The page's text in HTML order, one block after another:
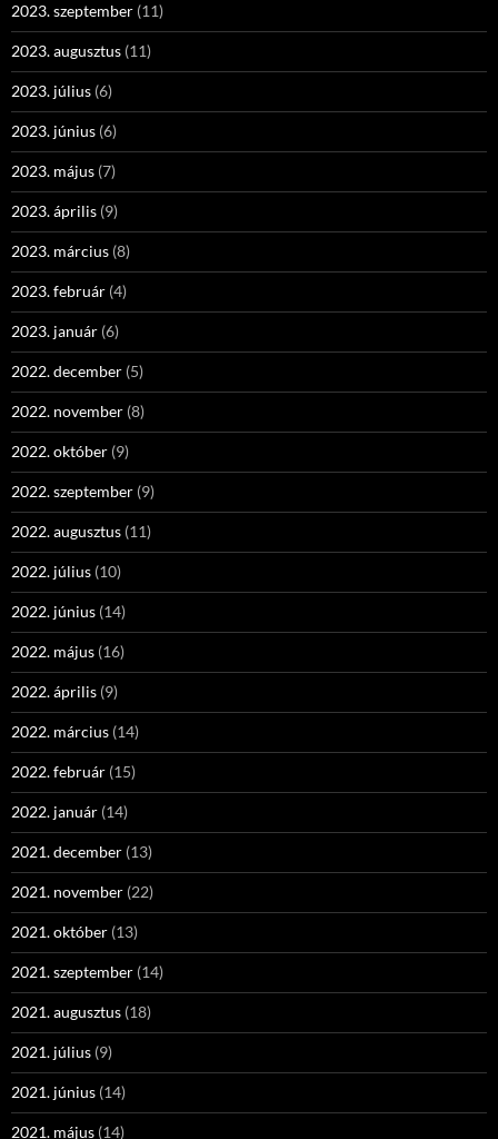
2023. szeptember (11)
2023. augusztus (11)
2023. július (6)
2023. június (6)
2023. május (7)
2023. április (9)
2023. március (8)
2023. február (4)
2023. január (6)
2022. december (5)
2022. november (8)
2022. október (9)
2022. szeptember (9)
2022. augusztus (11)
2022. július (10)
2022. június (14)
2022. május (16)
2022. április (9)
2022. március (14)
2022. február (15)
2022. január (14)
2021. december (13)
2021. november (22)
2021. október (13)
2021. szeptember (14)
2021. augusztus (18)
2021. július (9)
2021. június (14)
2021. május (14)